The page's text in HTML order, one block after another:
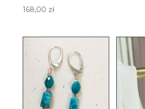
168,00 zł